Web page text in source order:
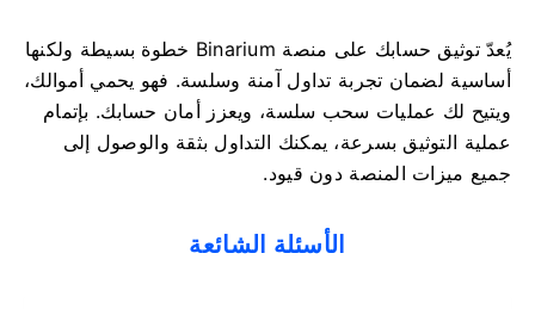
يُعدّ توثيق حسابك على منصة Binarium خطوة بسيطة ولكنها
أساسية لضمان تجربة تداول آمنة وسلسة. فهو يحمي أموالك،
ويتيح لك عمليات سحب سلسة، ويعزز أمان حسابك. بإتمام
عملية التوثيق بسرعة، يمكنك التداول بثقة والوصول إلى
جميع ميزات المنصة دون قيود.
الأسئلة الشائعة